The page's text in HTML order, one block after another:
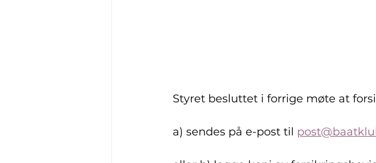
Styret besluttet i forrige møte at
a) sendes på e-post til